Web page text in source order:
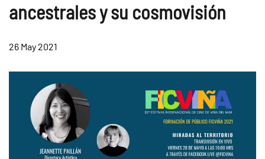
ancestrales y su cosmovisión
26 May 2021